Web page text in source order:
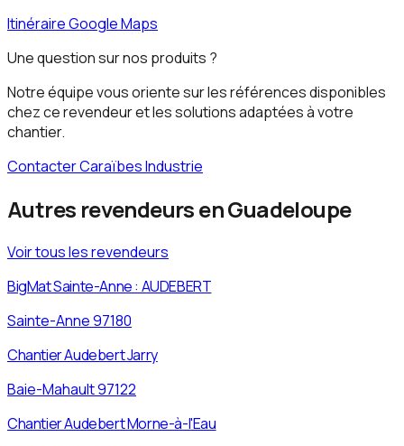
Itinéraire Google Maps
Une question sur nos produits ?
Notre équipe vous oriente sur les références disponibles
chez ce revendeur et les solutions adaptées à votre
chantier.
Contacter Caraïbes Industrie
Autres revendeurs enGuadeloupe
Voir tous les revendeurs
BigMat Sainte-Anne : AUDEBERT
Sainte-Anne97180
Chantier Audebert Jarry
Baie-Mahault97122
Chantier Audebert Morne-à-l'Eau